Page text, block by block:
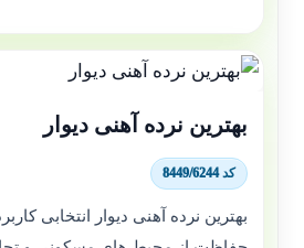
بهترین نرده آهنی دیوار
کد 8449/6244
بهترین نرده آهنی دیوار انتخابی